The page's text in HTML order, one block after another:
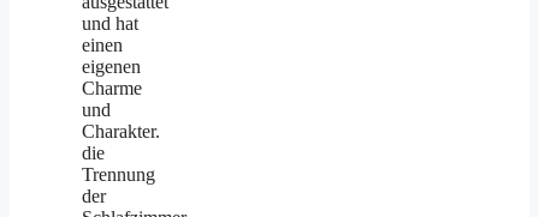
und hat
einen
eigenen
Charme
und
Charakter.
die
Trennung
der